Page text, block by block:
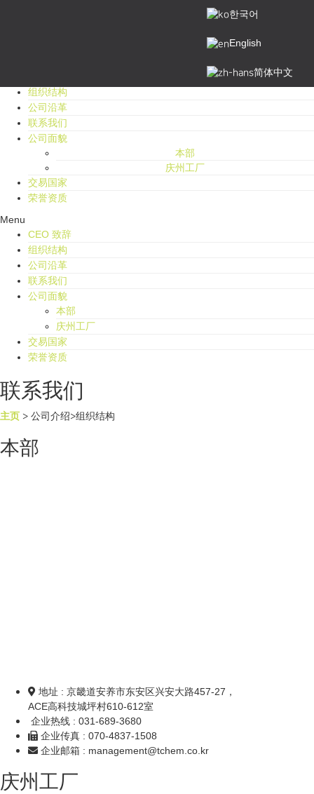
한국어
English
简体中文
组织结构
公司沿革
联系我们
公司面貌
本部
庆州工厂
交易国家
荣誉资质
Menu
CEO 致辞
组织结构
公司沿革
联系我们
公司面貌
本部
庆州工厂
交易国家
荣誉资质
联系我们
主页 > 公司介绍>组织结构
本部
地址 : 京畿道安养市东安区兴安大路457-27，
ACE高科技城坪村610-612室
企业热线 : 031-689-3680
企业传真 : 070-4837-1508
企业邮箱 : management@tchem.co.kr
庆州工厂